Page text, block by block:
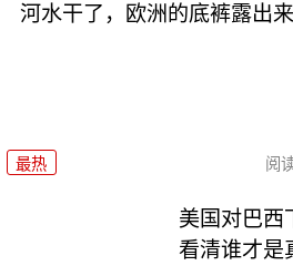
河水干了，欧洲的底裤露出
最热 阅
美国对巴西
看清谁才是